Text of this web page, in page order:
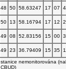
48 50 58.63247 17 07
50 13 58.16794 17 12
49 08 52.83156 15 00
49 23 36.79409 15 35
stanice nemonitorována
CBUD)